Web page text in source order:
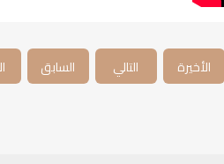
السابق التالي الأخيرة